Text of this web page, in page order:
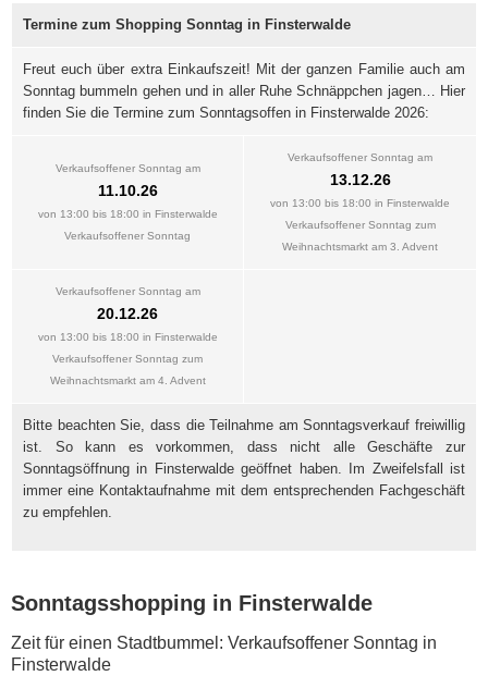
Termine zum Shopping Sonntag in Finsterwalde
Freut euch über extra Einkaufszeit! Mit der ganzen Familie auch am
Sonntag bummeln gehen und in aller Ruhe Schnäppchen jagen… Hier
finden Sie die Termine zum Sonntagsoffen in Finsterwalde 2026:
Verkaufsoffener Sonntag am
11.10.26
von 13:00 bis 18:00 in Finsterwalde
Verkaufsoffener Sonntag
Verkaufsoffener Sonntag am
13.12.26
von 13:00 bis 18:00 in Finsterwalde
Verkaufsoffener Sonntag zum
Weihnachtsmarkt am 3. Advent
Verkaufsoffener Sonntag am
20.12.26
von 13:00 bis 18:00 in Finsterwalde
Verkaufsoffener Sonntag zum
Weihnachtsmarkt am 4. Advent
Bitte beachten Sie, dass die Teilnahme am Sonntagsverkauf freiwillig
ist. So kann es vorkommen, dass nicht alle Geschäfte zur
Sonntagsöffnung in Finsterwalde geöffnet haben. Im Zweifelsfall ist
immer eine Kontaktaufnahme mit dem entsprechenden Fachgeschäft
zu empfehlen.
Sonntagsshopping in Finsterwalde
Zeit für einen Stadtbummel: Verkaufsoffener Sonntag in
Finsterwalde